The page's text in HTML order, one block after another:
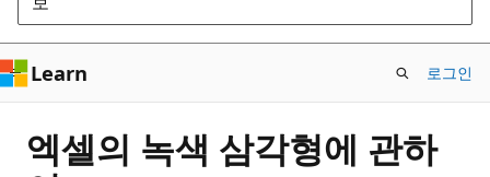
기
Learn 로그인
엑셀의 녹색 삼각형에 관하